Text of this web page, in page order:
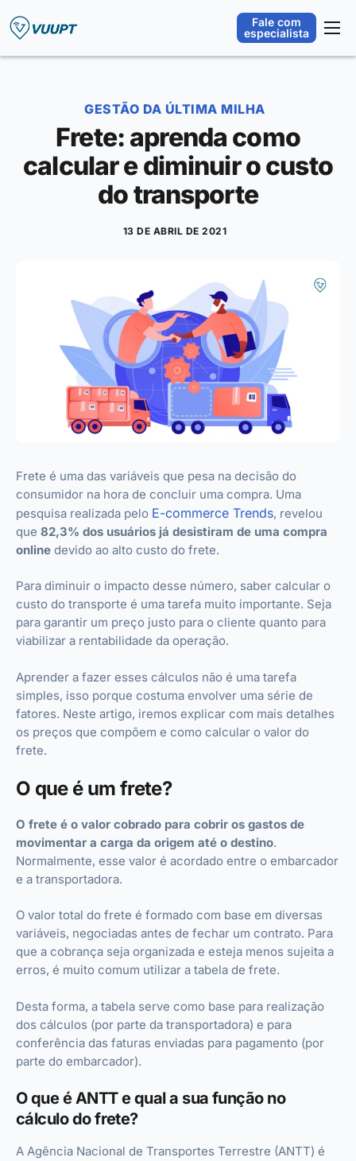
Plataforma
Integrações
Sobre
Fale com
especialista
GESTÃO DA ÚLTIMA MILHA
Frete: aprenda como
calcular e diminuir o custo
do transporte
13 DE ABRIL DE 2021
Frete é uma das variáveis que pesa na decisão do
consumidor na hora de concluir uma compra. Uma
pesquisa realizada pelo E-commerce Trends, revelou
que 82,3% dos usuários já desistiram de uma compra
online devido ao alto custo do frete.
Para diminuir o impacto desse número, saber calcular o
custo do transporte é uma tarefa muito importante. Seja
para garantir um preço justo para o cliente quanto para
viabilizar a rentabilidade da operação.
Aprender a fazer esses cálculos não é uma tarefa
simples, isso porque costuma envolver uma série de
fatores. Neste artigo, iremos explicar com mais detalhes
os preços que compõem e como calcular o valor do
frete.
O que é um frete?
O frete é o valor cobrado para cobrir os gastos de
movimentar a carga da origem até o destino.
Normalmente, esse valor é acordado entre o embarcador
e a transportadora.
O valor total do frete é formado com base em diversas
variáveis, negociadas antes de fechar um contrato. Para
que a cobrança seja organizada e esteja menos sujeita a
erros, é muito comum utilizar a tabela de frete.
Desta forma, a tabela serve como base para realização
dos cálculos (por parte da transportadora) e para
conferência das faturas enviadas para pagamento (por
parte do embarcador).
O que é ANTT e qual a sua função no
cálculo do frete?
A Agência Nacional de Transportes Terrestre (ANTT) é